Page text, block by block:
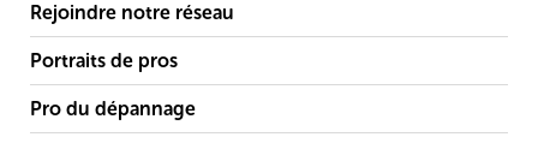
Rejoindre notre réseau
Portraits de pros
Pro du dépannage